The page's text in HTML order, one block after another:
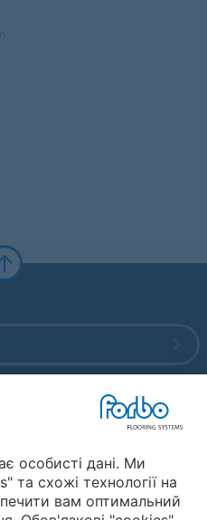
особисті дані. Ми
та схожі технології на
вам оптимальний